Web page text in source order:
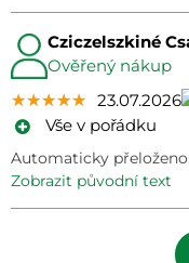
Cziczelszkiné
Ověřený nákup
★★★★★
★★★★★
★★★★★ 23.07.2026
Vše v pořádku
Automaticky
zobrazit původní text